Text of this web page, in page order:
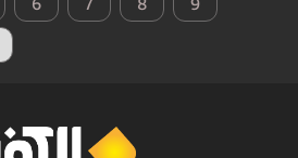
6 7 8 9